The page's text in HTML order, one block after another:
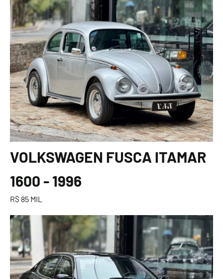
VOLKSWAGEN FUSCA ITAMAR
1600 - 1996
R$ 85 MIL